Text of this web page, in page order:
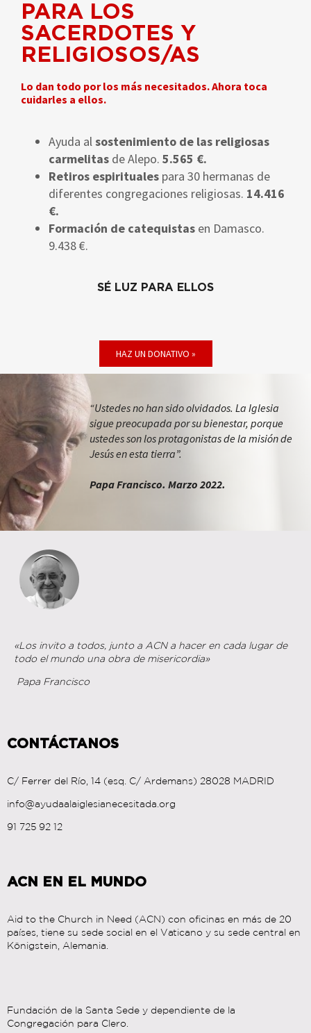
PARA LOS
SACERDOTES Y
RELIGIOSOS/AS
Lo dan todo por los más necesitados. Ahora toca
cuidarles a ellos.
Ayuda alsostenimiento de las religiosas
carmelitas de Alepo. 5.565 €.
Retiros espirituales para 30 hermanas de
diferentes congregaciones religiosas. 14.416
€.
Formación de catequistas en Damasco.
9.438 €.
SÉ LUZ PARA ELLOS
HAZ UN DONATIVO »
“Ustedes no han sido olvidados. La Iglesia
sigue preocupada por su bienestar, porque
ustedes son los protagonistas de la misión de
Jesús en esta tierra”.
Papa Francisco. Marzo 2022.
«Los invito a todos, junto a ACN a hacer en cada lugar de
todo el mundo una obra de misericordia»
Papa Francisco
CONTÁCTANOS
C/ Ferrer del Río, 14 (esq. C/ Ardemans) 28028 MADRID
info@ayudaalaiglesianecesitada.org
91 725 92 12
ACN EN EL MUNDO
Aid to the Church in Need (ACN) con oficinas en más de 20
países, tiene su sede social en el Vaticano y su sede central en
Königstein, Alemania.
Fundación de la Santa Sede y dependiente de la
Congregación para Clero.